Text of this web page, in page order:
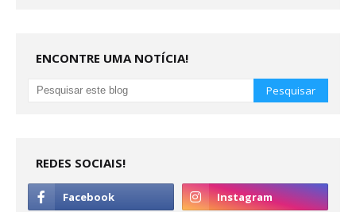
ENCONTRE UMA NOTÍCIA!
REDES SOCIAIS!